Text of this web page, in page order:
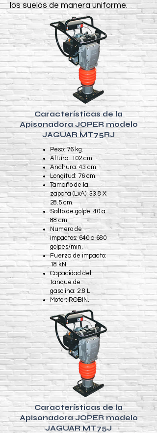
los suelos de manera uniforme.
Características de la
Apisonadora JOPER modelo
JAGUAR MT75RJ
Peso: 76 kg.​
Altura: 102 cm.
Anchura: 43 cm.
Longitud: 76 cm.
Tamaño de la
zapata (LxA): 33.8 X
28.5 cm.
Salto de golpe: 40 a
88 cm.
Numero de
impactos: 640 a 680
golpes/min.
Fuerza de impacto:
18 kN.
Capacidad del
tanque de
gasolina: 2.8 L.
Motor: ROBIN.
Características de la
Apisonadora JOPER modelo
JAGUAR MT75J